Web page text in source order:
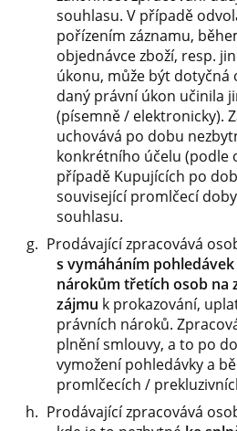
souhlasu. V případě
pořízením záznamu,
objednávce zboží, resp.
úkonu, může být dotyčná
daný právní úkon učinila
(písemně / elektronicky).
uchovává po dobu
konkrétního účelu (podle
případě Kupujících po
související promlčecí
souhlasu.
Prodávající zpracovává
s vymáháním
nárokům třetích osob na
zájmu k prokazování,
právních nároků.
plnění smlouvy, a to po
vymožení pohledávky a
promlčecích /
Prodávající zpracovává